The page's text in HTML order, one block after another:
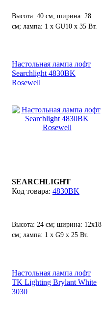
Высота: 40 см; ширина: 28
см; лампа: 1 х GU10 х 35 Вт.
Настольная лампа лофт
Searchlight 4830BK
Rosewell
SEARCHLIGHT
4830BK
Высота: 24 см; ширина: 12х18
см; лампа: 1 х G9 х 25 Вт.
Настольная лампа лофт
TK Lighting Brylant White
3030